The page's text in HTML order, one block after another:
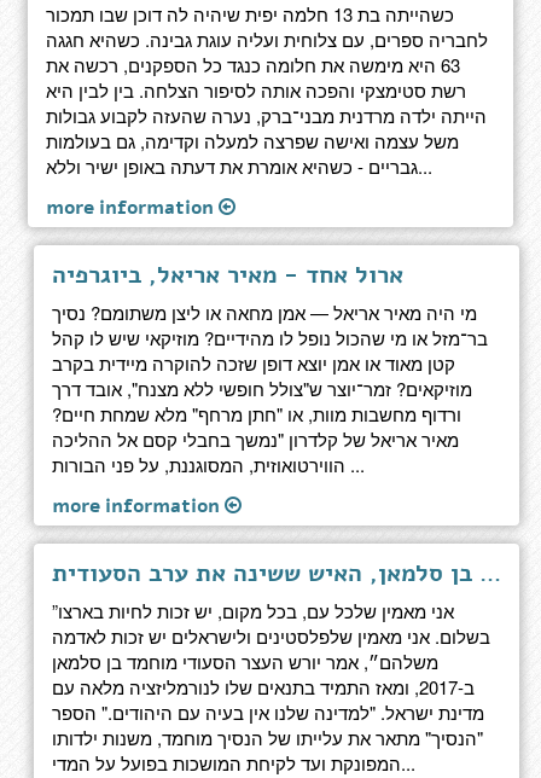
כשהייתה בת 13 חלמה יפית שיהיה לה דוכן שבו תמכור
לחבריה ספרים, עם צלוחית ועליה עוגת גבינה. כשהיא חגגה
63 היא מימשה את חלומה כנגד כל הספקנים, רכשה את
רשת סטימצקי והפכה אותה לסיפור הצלחה. בין לבין היא
הייתה ילדה מרדנית מבני־ברק, נערה שהעזה לקבוע גבולות
משל עצמה ואישה שפרצה למעלה וקדימה, גם בעולמות
גבריים - כשהיא אומרת את דעתה באופן ישיר וללא...
more information
ארול אחד - מאיר אריאל, ביוגרפיה
מי היה מאיר אריאל — אמן מחאה או ליצן משתומם? נסיך
בר־מזל או מי שהכול נופל לו מהידיים? מוזיקאי שיש לו קהל
קטן מאוד או אמן יוצא דופן שזכה להוקרה מיידית בקרב
מוזיקאים? זמר־יוצר ש"צולל חופשי ללא מצנח", אובד דרך
ורדוף מחשבות מוות, או "חתן מרחף" מלא שמחת חיים?
מאיר אריאל של קלדרון "נמשך בחבלי קסם אל ההליכה
הווירטואוזית, המסוגננת, על פני הבורות ...
more information
הנסיך - מוחמד בן סלמאן, האיש ששינה את ערב הסעודית
”אני מאמין שלכל עם, בכל מקום, יש זכות לחיות בארצו
בשלום. אני מאמין שלפלסטינים ולישראלים יש זכות לאדמה
משלהם״, אמר יורש העצר הסעודי מוחמד בן סלמאן
ב-2017, ומאז התמיד בתנאים שלו לנורמליזציה מלאה עם
מדינת ישראל. "למדינה שלנו אין בעיה עם היהודים." הספר
"הנסיך" מתאר את עלייתו של הנסיך מוחמד, משנות ילדותו
המפונקת ועד לקיחת המושכות בפועל על המדי...